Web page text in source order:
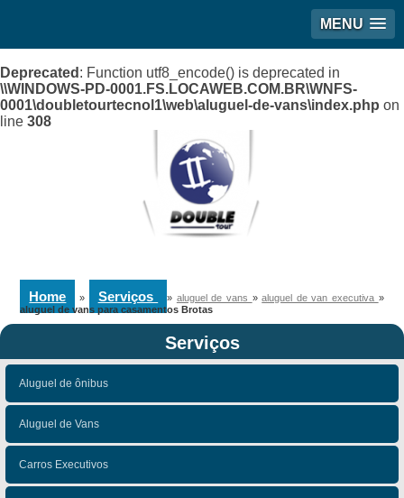
MENU
Deprecated : Function utf8_encode() is deprecated in
\\WINDOWS-PD-0001.FS.LOCAWEB.COM.BR\WNFS-
0001\doubletourtecnol1\web\aluguel-de-vans\index.php on
line 308
Home » Serviços » aluguel de vans »aluguel de van executiva »
aluguel de vans para casamentos Brotas
Serviços
Aluguel de ônibus
Aluguel de Vans
Carros Executivos